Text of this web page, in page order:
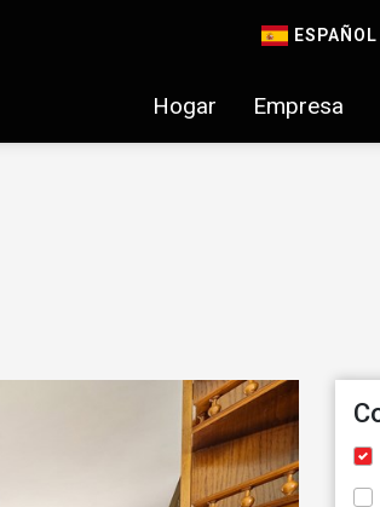
ESPAÑOL
Hogar Empresa